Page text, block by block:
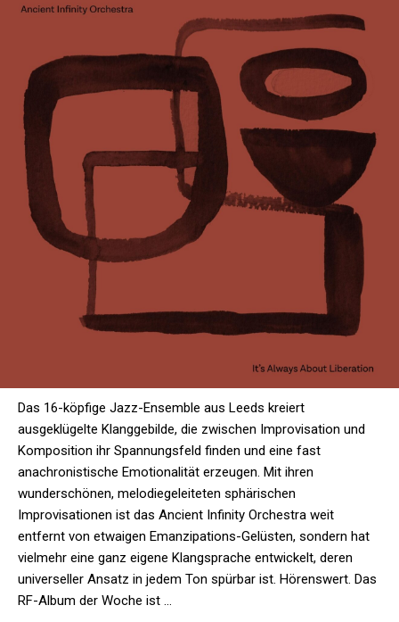
Das 16-köpfige Jazz-Ensemble aus Leeds kreiert
ausgeklügelte Klanggebilde, die zwischen Improvisation und
Komposition ihr Spannungsfeld finden und eine fast
anachronistische Emotionalität erzeugen. Mit ihren
wunderschönen, melodiegeleiteten sphärischen
Improvisationen ist das Ancient Infinity Orchestra weit
entfernt von etwaigen Emanzipations-Gelüsten, sondern hat
vielmehr eine ganz eigene Klangsprache entwickelt, deren
universeller Ansatz in jedem Ton spürbar ist. Hörenswert. Das
RF-Album der Woche ist …